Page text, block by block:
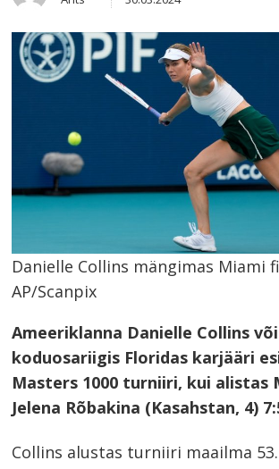
Danielle Collins mängimas Miami
AP/Scanpix
Ameeriklanna Danielle Collins
koduosariigis Floridas karjääri
Masters 1000 turniiri, kui alistas
Jelena Rõbakina (Kasahstan, 4)
Collins alustas turniiri maailma